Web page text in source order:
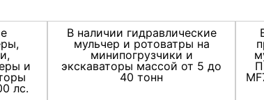
и
лс.
В наличии гидравлические
мульчер и ротоватры на
минипогрузчики и
экскаваторы массой от 5 до
40 тонн